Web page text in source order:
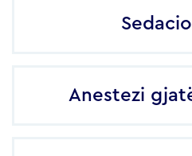
Anestezi